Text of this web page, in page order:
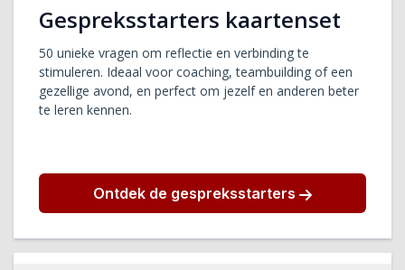
Gespreksstarters kaartenset
50 unieke vragen om reflectie en verbinding te
stimuleren. Ideaal voor coaching, teambuilding of een
gezellige avond, en perfect om jezelf en anderen beter
te leren kennen.
Ontdek de gespreksstarters